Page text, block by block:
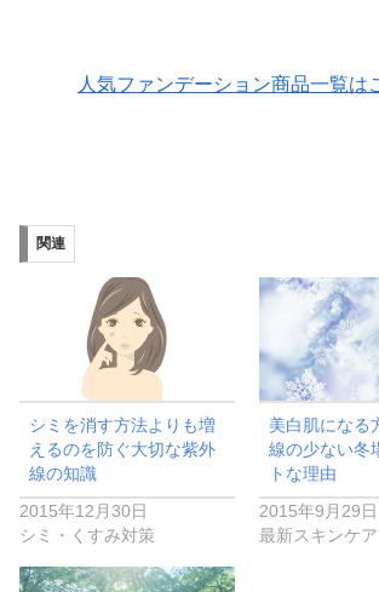
人気ファンデーション商品一覧は
関連
シミを消す方法よりも増
えるのを防ぐ大切な紫外
線の知識
2015年12月30日
シミ・くすみ対策
美白肌になる
線の少ない冬
トな理由
2015年9月29日
最新スキンケア